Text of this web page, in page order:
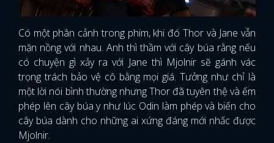
Có một phân cảnh trong phim, khi đó Thor và Jane vẫn
mặn nồng với nhau. Anh thì thầm với cây búa rằng nếu
có chuyện gì xảy ra với Jane thì Mjolnir sẽ gánh vác
trọng trách bảo vệ cô bằng mọi giá. Tưởng như chỉ là
một lời nói bình thường nhưng Thor đã tuyên thệ và ếm
phép lên cây búa y như lúc Odin làm phép và biến cho
cây búa dành cho những ai xứng đáng mới nhấc được
Mjolnir.